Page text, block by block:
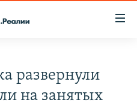
развернули
на занятых